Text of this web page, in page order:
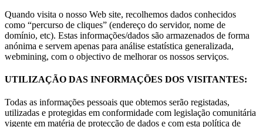
Quando visita o nosso Web site, recolhemos dados conhecidos
como “percurso de cliques” (endereço do servidor, nome de
domínio, etc). Estas informações/dados são armazenados de forma
anónima e servem apenas para análise estatística generalizada,
webmining, com o objectivo de melhorar os nossos serviços.
UTILIZAÇÃO DAS INFORMAÇÕES DOS VISITANTES:
Todas as informações pessoais que obtemos serão registadas,
utilizadas e protegidas em conformidade com legislação comunitária
vigente em matéria de protecção de dados e com esta política de